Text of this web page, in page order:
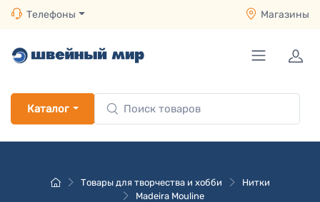
Телефоны Магазины
Каталог
Товары для творчества и хобби
Нитки
Madeira Mouline